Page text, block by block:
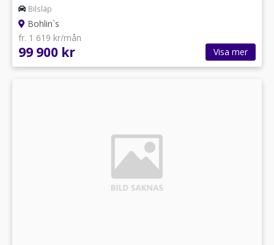
Bilsläp
Bohlin`s
fr. 1 619 kr/mån
99 900 kr Visa mer